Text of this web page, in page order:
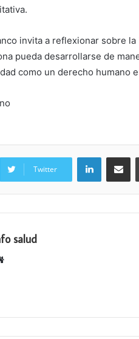
invita a reflexionar sobre
pueda desarrollarse de
como un derecho humano
Twitter
LinkedIn
salud
Sitio